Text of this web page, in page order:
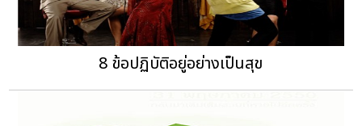
8 ข้อปฏิบัติอยู่อย่างเป็นสุข